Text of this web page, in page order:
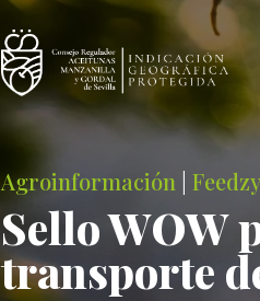
Agroinformación |Feedzy
Sello WOW
transporte